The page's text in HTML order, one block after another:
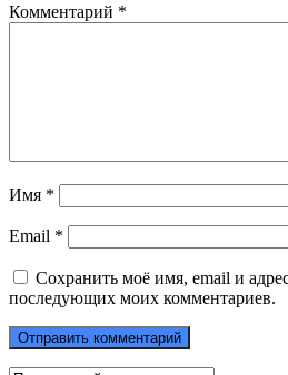
Комментарий *
Имя *
Email *
Сохранить моё имя, email и
последующих моих комментариев.